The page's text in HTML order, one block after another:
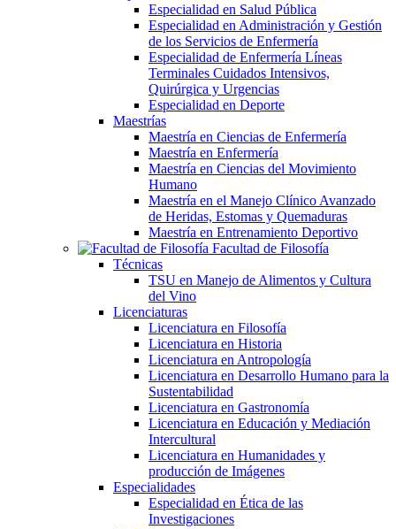
Especialidad en Salud Pública
Especialidad en Administración y Gestión
de los Servicios de Enfermería
Especialidad de Enfermería Líneas
Terminales Cuidados Intensivos,
Quirúrgica y Urgencias
Especialidad en Deporte
Maestrías
Maestría en Ciencias de Enfermería
Maestría en Enfermería
Maestría en Ciencias del Movimiento
Humano
Maestría en el Manejo Clínico Avanzado
de Heridas, Estomas y Quemaduras
Maestría en Entrenamiento Deportivo
Facultad de Filosofía
Técnicas
TSU en Manejo de Alimentos y Cultura
del Vino
Licenciaturas
Licenciatura en Filosofía
Licenciatura en Historia
Licenciatura en Antropología
Licenciatura en Desarrollo Humano para la
Sustentabilidad
Licenciatura en Gastronomía
Licenciatura en Educación y Mediación
Intercultural
Licenciatura en Humanidades y
producción de Imágenes
Especialidades
Especialidad en Ética de las
Investigaciones